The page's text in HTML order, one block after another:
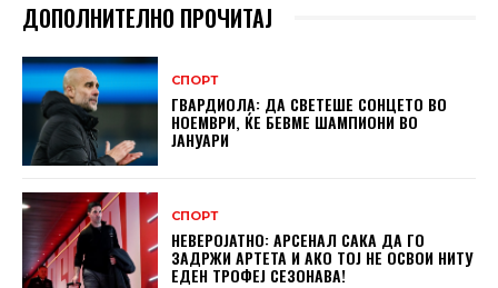
ДОПОЛНИТЕЛНО ПРОЧИТАЈ
СПОРТ
ГВАРДИОЛА: ДА СВЕТЕШЕ СОНЦЕТО ВО
НОЕМВРИ, ЌЕ БЕВМЕ ШАМПИОНИ ВО
ЈАНУАРИ
СПОРТ
НЕВЕРОЈАТНО: АРСЕНАЛ САКА ДА ГО
ЗАДРЖИ АРТЕТА И АКО ТОЈ НЕ ОСВОИ НИТУ
ЕДЕН ТРОФЕЈ СЕЗОНАВА!